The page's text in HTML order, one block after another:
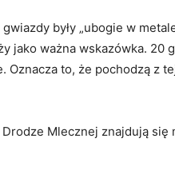
były „ubogie w
jako ważna wskazówka.
Oznacza to, że pochodzą z
Mlecznej znajdują